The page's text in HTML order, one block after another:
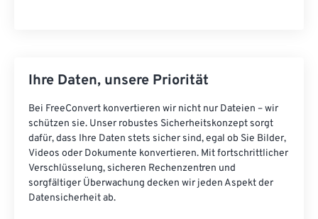
Ihre Daten, unsere Priorität
Bei FreeConvert konvertieren wir nicht nur Dateien – wir
schützen sie. Unser robustes Sicherheitskonzept sorgt
dafür, dass Ihre Daten stets sicher sind, egal ob Sie Bilder,
Videos oder Dokumente konvertieren. Mit fortschrittlicher
Verschlüsselung, sicheren Rechenzentren und
sorgfältiger Überwachung decken wir jeden Aspekt der
Datensicherheit ab.